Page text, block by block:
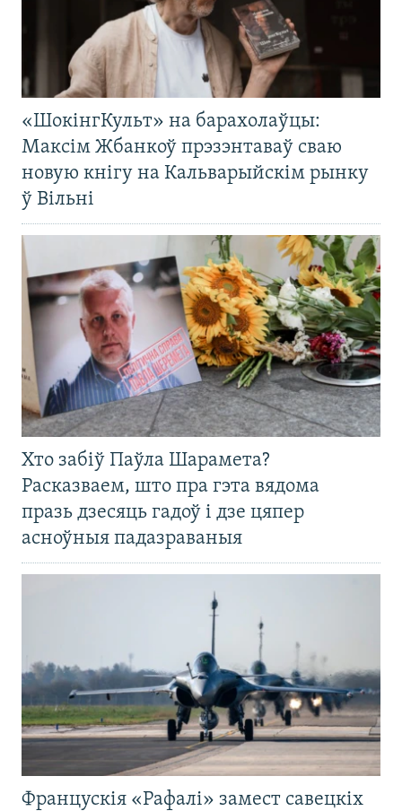
«ШокінгКульт» на барахолаўцы:
Максім Жбанкоў прэзэнтаваў сваю
новую кнігу на Кальварыйскім рынку
ў Вільні
Хто забіў Паўла Шарамета?
Расказваем, што пра гэта вядома
празь дзесяць гадоў і дзе цяпер
асноўныя падазраваныя
Францускія «Рафалі» замест савецкіх